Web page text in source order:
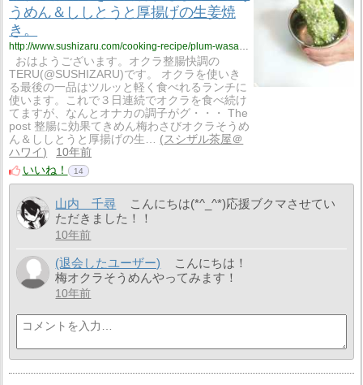
うめん＆ししとうと厚揚げの生姜焼
き。
http://www.sushizaru.com/cooking-recipe/plum-wasabi-somen-noodle-and-shishito-pepper-tofu-ginger-saute/
おはようございます。オクラ整腸快調の
TERU(@SUSHIZARU)です。 オクラを使いき
る最後の一品はツルッと軽く食べれるランチに
使います。これで３日連続でオクラを食べ続け
てますが、なんとオナカの調子がグ・・・ The
post 整腸に効果てきめん梅わさびオクラそうめ
ん＆ししとうと厚揚げの生…
スシザル茶屋＠
ハワイ
10年前
いいね！
14
山内 千尋
こんにちは(*^_^*)応援ブクマさせてい
ただきました！！
10年前
(退会したユーザー)
こんにちは！
梅オクラそうめんやってみます！
10年前